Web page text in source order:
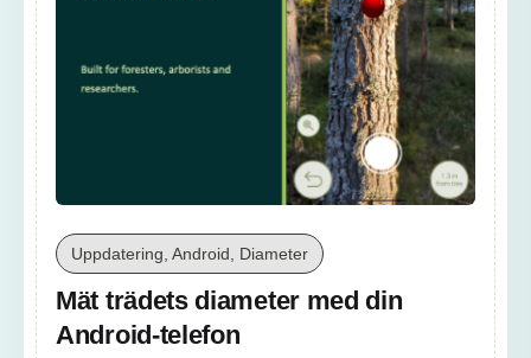
Uppdatering, Android, Diameter
Mät trädets diameter med din
Android-telefon